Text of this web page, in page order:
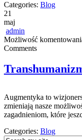
Categories: Blog
21
maj
admin
Możliwość
Comments
Augmentyka to
zmieniają nasze
zagadnieniom, które
Categories: Blog